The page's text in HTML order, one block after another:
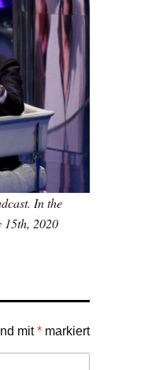
In the
2020
mit* markiert